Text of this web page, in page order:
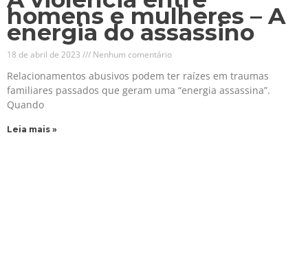
homens e mulheres – A
energia do assassino
18 de abril de 2023 Nenhum comentário
Relacionamentos abusivos podem ter raízes em traumas
familiares passados que geram uma “energia assassina”.
Quando
Leia mais »